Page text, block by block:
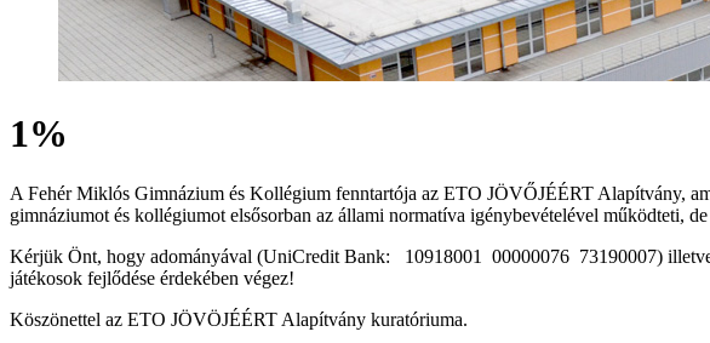
1%
A Fehér Miklós Gimnázium és Kollégium fenntartója az ETO JÖVŐJÉÉRT Alapítvány,
gimnáziumot és kollégiumot elsősorban az állami normatíva igénybevételével működteti,
Kérjük Önt, hogy adományával (UniCredit Bank: 10918001 00000076 73190007) illetve
játékosok fejlődése érdekében végez!
Köszönettel az ETO JÖVÖJÉÉRT Alapítvány kuratóriuma.